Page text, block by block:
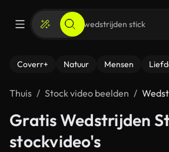
Coverr+ Natuur Mensen
Thuis Stock video beelden
Gratis Wedstrijden
stockvideo's